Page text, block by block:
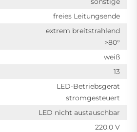
freies Leitungsende
extrem breitstrahlend
>80°
weiß
13
LED-Betriebsgerät
stromgesteuert
LED nicht austauschbar
220.0 V